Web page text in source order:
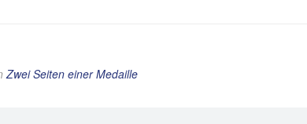
Zwei Seiten einer Medaille